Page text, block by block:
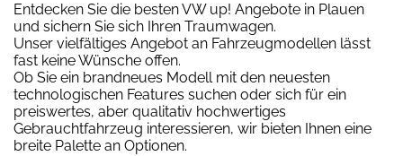
Entdecken Sie die besten VW up! Angebote in Plauen
und sichern Sie sich Ihren Traumwagen.
Unser vielfältiges Angebot an Fahrzeugmodellen lässt
fast keine Wünsche offen.
Ob Sie ein brandneues Modell mit den neuesten
technologischen Features suchen oder sich für ein
preiswertes, aber qualitativ hochwertiges
Gebrauchtfahrzeug interessieren, wir bieten Ihnen eine
breite Palette an Optionen.